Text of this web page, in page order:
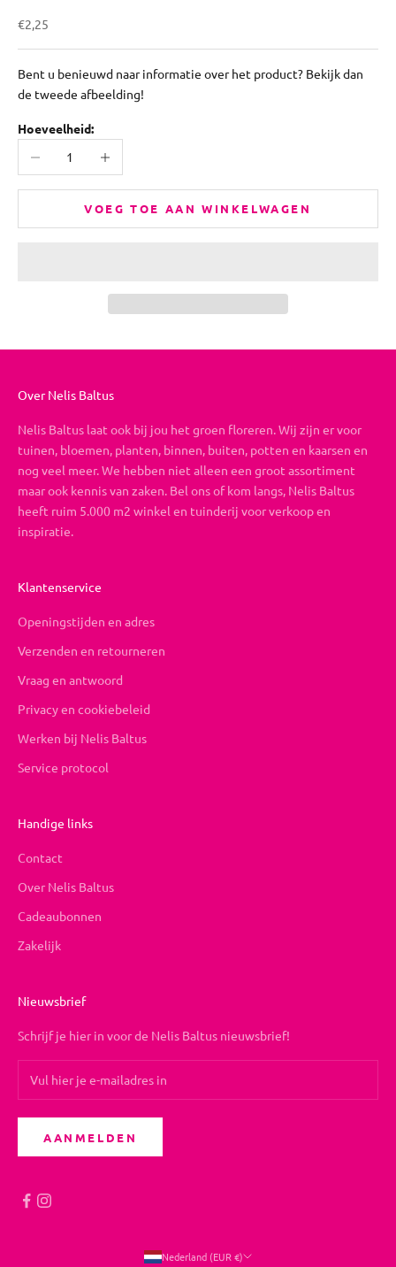
Aanbiedingsprijs
€2,25
Bent u benieuwd naar informatie over het product? Bekijk dan
de tweede afbeelding!
Hoeveelheid:
VOEG TOE AAN WINKELWAGEN
Over Nelis Baltus
Nelis Baltus laat ook bij jou het groen floreren. Wij zijn er voor
tuinen, bloemen, planten, binnen, buiten, potten en kaarsen en
nog veel meer. We hebben niet alleen een groot assortiment
maar ook kennis van zaken. Bel ons of kom langs, Nelis Baltus
heeft ruim 5.000 m2 winkel en tuinderij voor verkoop en
inspiratie.
Klantenservice
Openingstijden en adres
Verzenden en retourneren
Vraag en antwoord
Privacy en cookiebeleid
Werken bij Nelis Baltus
Service protocol
Handige links
Contact
Over Nelis Baltus
Cadeaubonnen
Zakelijk
Nieuwsbrief
Schrijf je hier in voor de Nelis Baltus nieuwsbrief!
AANMELDEN
Nederland (EUR €)